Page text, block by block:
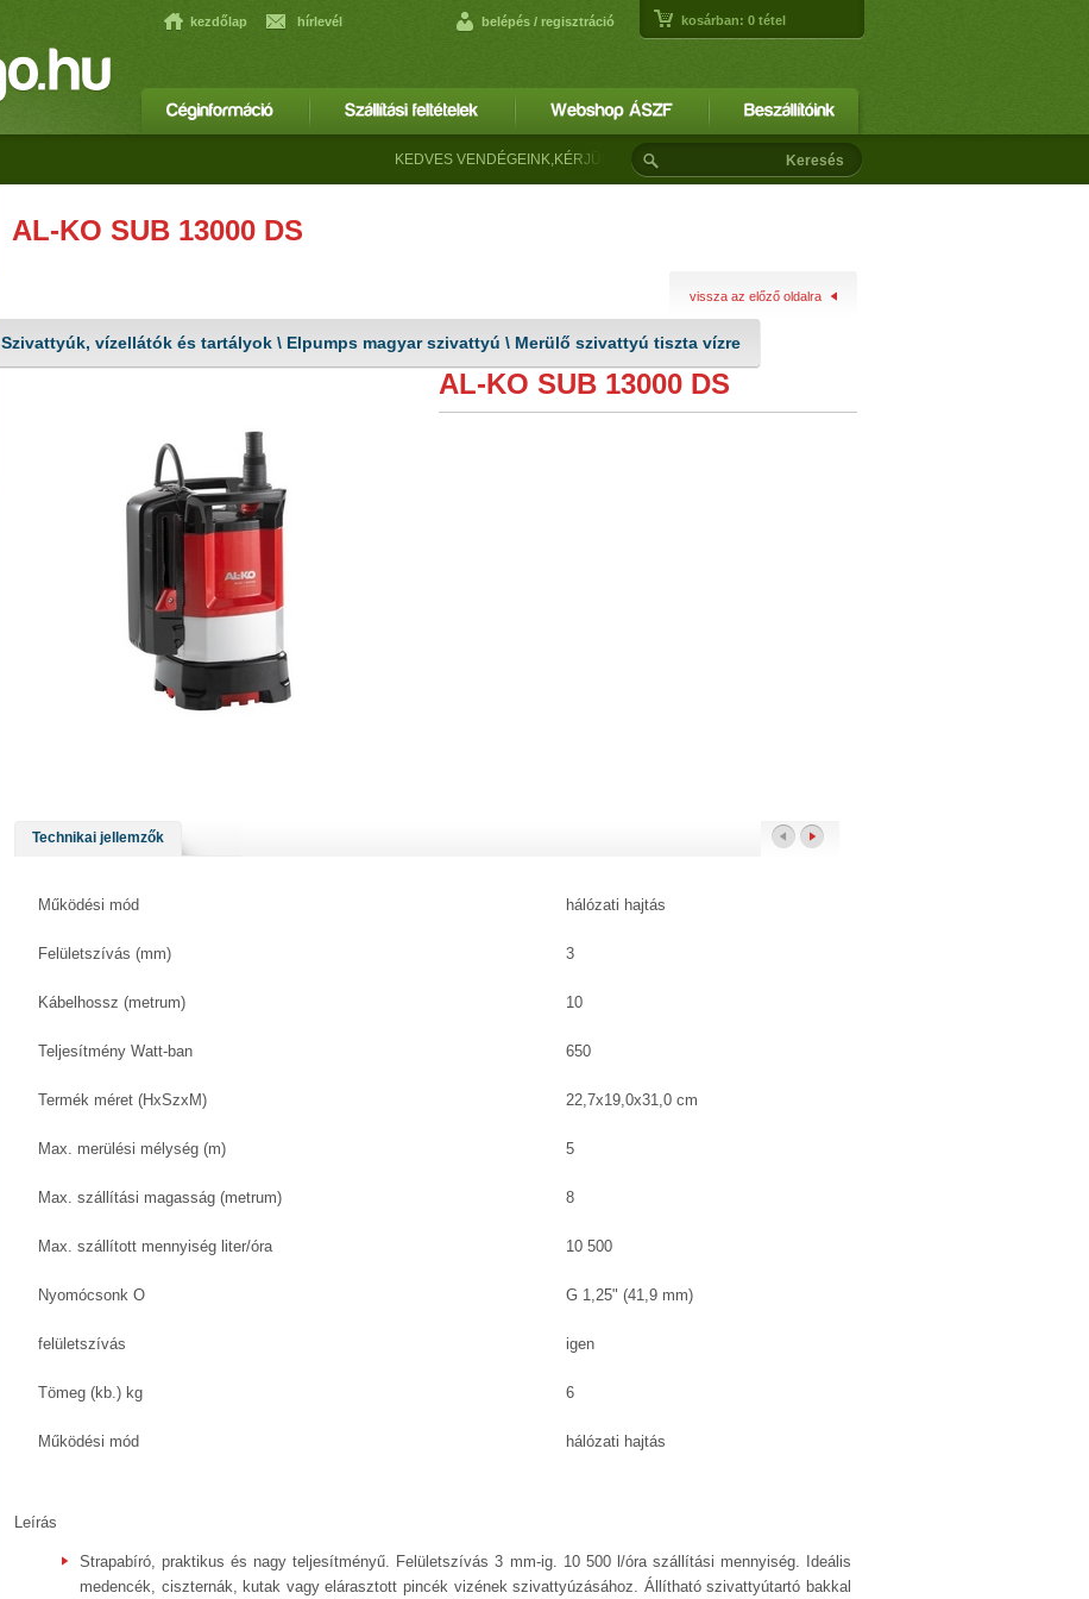
kezdőlap hírlevél belépés / regisztráció kosárban: 0 tétel
KEDVES VENDÉGEINK,KÉRJÜK KÍSÉRJÉK FIGYELEMMEL FOLYAMATOSAN BŐVÜLŐ AJÁNLATAINKAT,
AL-KO SUB 13000 DS
vissza az előző oldalra
Szivattyúk, vízellátók és tartályok \ Elpumps magyar szivattyú \ Merülő szivattyú tiszta vízre
AL-KO SUB 13000 DS
Technikai jellemzők
Működési mód hálózati hajtás
Felületszívás (mm) 3
Kábelhossz (metrum) 10
Teljesítmény Watt-ban 650
Termék méret (HxSzxM) 22,7x19,0x31,0 cm
Max. merülési mélység (m) 5
Max. szállítási magasság (metrum) 8
Max. szállított mennyiség liter/óra 10 500
Nyomócsonk O G 1,25" (41,9 mm)
felületszívás igen
Tömeg (kb.) kg 6
Működési mód hálózati hajtás
Leírás
Strapabíró, praktikus és nagy teljesítményű. Felületszívás 3 mm-ig. 10 500 l/óra szállítási mennyiség. Ideális
medencék, ciszternák, kutak vagy elárasztott pincék vizének szivattyúzásához. Állítható szivattyútartó bakkal